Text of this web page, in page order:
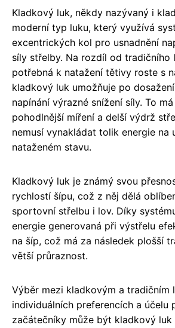
Kladkový luk, někdy nazývaný i
moderní typ luku, který využívá
excentrických kol pro usnadnění
síly střelby. Na rozdíl od tradičního
potřebná k natažení tětivy roste s
kladkový luk umožňuje po
napínání výrazné snížení síly. To
pohodlnější míření a delší výdrž
nemusí vynakládat tolik energie na
nataženém stavu.
Kladkový luk je známý svou
rychlostí šípu, což z něj dělá
sportovní střelbu i lov. Díky
energie generovaná při výstřelu
na šíp, což má za následek plošší
větší průraznost.
Výběr mezi kladkovým a tradičním
individuálních preferencích a účelu
začátečníky může být kladkový